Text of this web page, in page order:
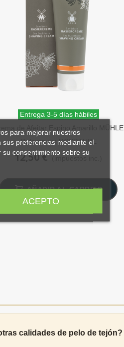
Entrega 3-5 días hábiles
de Afeitar Espino Amarillo MÜHLE
Tubo 75 ml
Referencia: RCSDTUBE
12,50 €
AÑADIR AL CARRITO
calidades de pelo de tejón?
para mejorar nuestros
preferencias mediante el
consentimiento sobre su
ACEPTO